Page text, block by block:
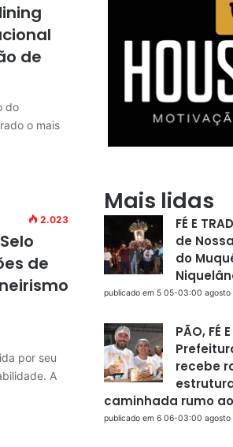
de
do
o mais
2.023
de
por seu
A
Mais lidas
FÉ E
de
do
publicado em 5 05-03:00
PÃO, FÉ
recebe
caminhada rumo
publicado em 6 06-03:00